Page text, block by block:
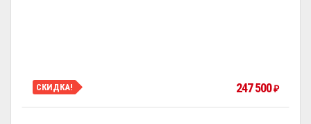
СКИДКА! 247 500 ₽